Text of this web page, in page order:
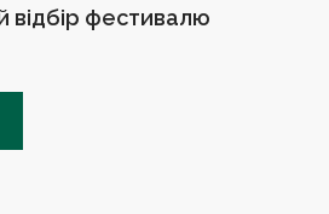
відбір фестивалю